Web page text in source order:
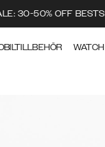
30-50% OFF